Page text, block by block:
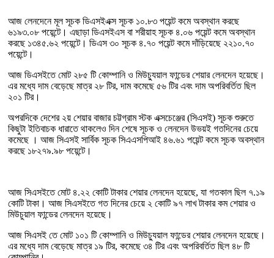
আজ লেনদেনে মূল সূচক ডিএসইএক্স সূচক ১০.৮৩ পয়েন্ট কমে অবস্থান করছে
৬১৯৩.০৮ পয়েন্টে। এছাড়া ডিএসইএস বা শরীয়াহ সূচক ৪.০৬ পয়েন্ট কমে অবস্থান
করছে ১৩৪৫.৬২ পয়েন্টে। ডিএস ৩০ সূচক ৪.৭০ পয়েন্ট কমে দাঁড়িয়েছে ২২১০.৭০
পয়েন্টে।
আজ ডিএসইতে মোট ২৮৫ টি কোম্পানি ও মিউচ্যুয়াল ফান্ডের শেয়ার লেনদেন হয়েছে।
এর মধ্যে দাম বেড়েছে মাত্র ২৮ টির, দাম কমেছে ৫৬ টির এবং দাম অপরিবর্তিত ছিল
২০১ টির।
অপরদিকে দেশের ২য় শেয়ার বাজার চট্টগ্রাম স্টক এক্সচেঞ্জের (সিএসই) সূচক শুরুতে
কিছুটা ইতিবাচক ধারাতে থাকলেও দিন শেষে সূচক ও লেনদেন উভয়ই গতদিনের চেয়ে
কমেছে । আজ সিএসই সার্বিক সূচক সিএএসপিআই ৪৬.৬১ পয়েন্ট কমে সূচক অবস্থান
করছে ১৮২৭৯.৯৮ পয়েন্টে।
আজ সিএসইতে মোট ৪.২২ কোটি টাকার শেয়ার লেনদেন হয়েছে, যা গতকাল ছিল ৭.১৯
কোটি টাকা। আজ সিএসইতে গত দিনের চেয়ে ২ কোটি ৯৭ লাখ টাকার কম শেয়ার ও
মিউচুয়াল ফান্ডের লেনদেন হয়েছে।
আজ সিএসই তে মোট ১০১ টি কোম্পানি ও মিউচ্যুয়াল ফান্ডের শেয়ার লেনদেন হয়েছে।
এর মধ্যে দাম বেড়েছে মাত্র ১৯ টির, কমেছে ৩৪ টির এবং অপরিবর্তিত ছিল ৪৮ টি